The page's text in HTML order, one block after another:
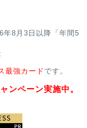
年8月3日以降「年間5
最強カード です。
ンペーン実施中。